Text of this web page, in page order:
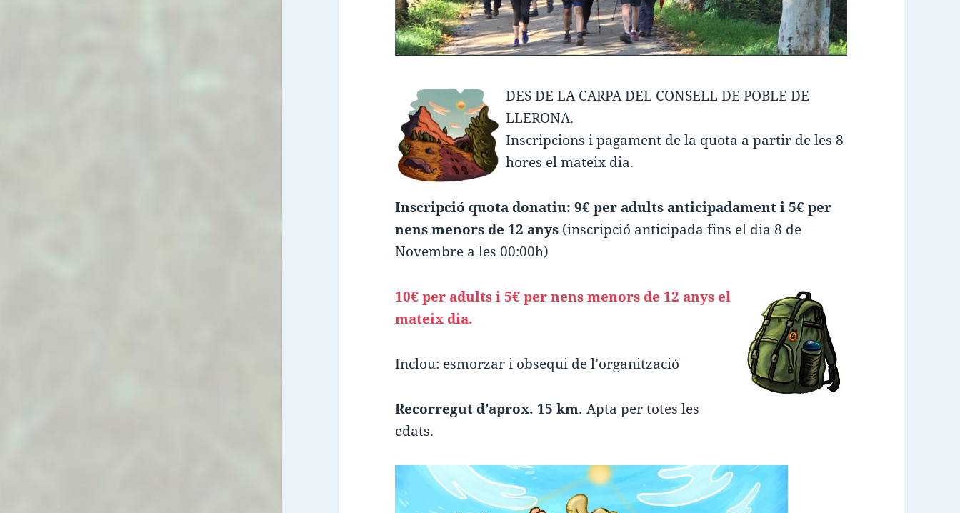
DES DE LA CARPA DEL CONSELL DE POBLE DE
LLERONA.
Inscripcions i pagament de la quota a partir de les 8
hores el mateix dia.
Inscripció quota donatiu: 9€ per adults anticipadament i 5€ per
nens menors de 12 anys (inscripció anticipada fins el dia 8 de
Novembre a les 00:00h)
10€ per adults i 5€ per nens menors de 12 anys el
mateix dia.
Inclou: esmorzar i obsequi de l’organització
Recorregut d’aprox. 15 km. Apta per totes les
edats.